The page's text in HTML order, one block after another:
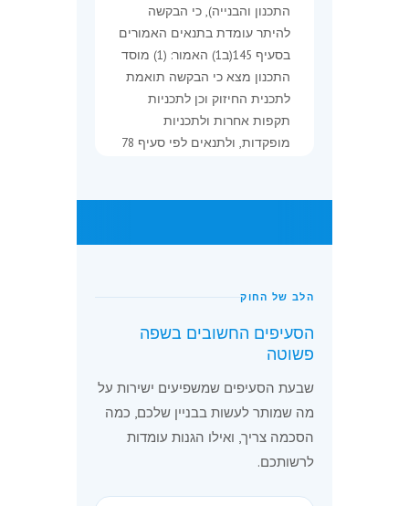
התכנון והבנייה), כי הבקשה
להיתר עומדת בתנאים האמורים
בסעיף 145(ב1) האמור: (1) מוסד
התכנון מצא כי הבקשה תואמת
לתכנית החיזוק וכן לתכניות
תקפות אחרות ולתכניות
מופקדות, ולתנאים לפי סעיף 78
לבקשה להיתר לפי הוראות חוק
החליט בהן;
התכנון והבניה או החלטה לאשר
בקשה להיתר בתנאים;
„הרחבה" – הגדלה של שטח
דירה קיימת;
„חוק המקרקעין" – חוק
הלב של החוק
הסעיפים החשובים בשפה
פשוטה
שבעת הסעיפים שמשפיעים ישירות על
מה שמותר לעשות בבניין שלכם, כמה
הסכמה צריך, ואילו הגנות עומדות
לרשותכם.